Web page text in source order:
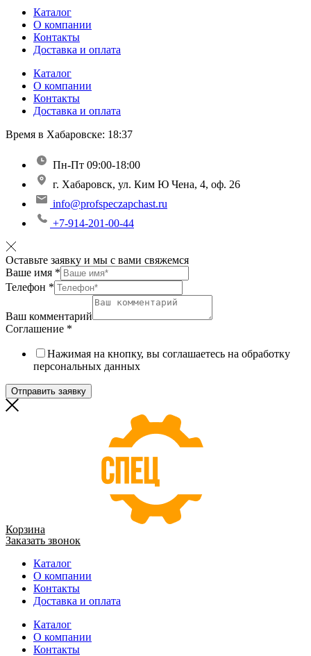
Каталог
О компании
Контакты
Доставка и оплата
Каталог
О компании
Контакты
Доставка и оплата
Время в Хабаровске: 18:37
Пн-Пт 09:00-18:00
г. Хабаровск, ул. Ким Ю Чена, 4, оф. 26
info@profspeczapchast.ru
+7-914-201-00-44
Оставьте заявку и мы с вами свяжемся
Ваше имя *
Телефон *
Ваш комментарий
Соглашение *
Нажимая на кнопку, вы соглашаетесь на обработку
персональных данных
Отправить заявку
Корзина
Заказать звонок
Каталог
О компании
Контакты
Доставка и оплата
Каталог
О компании
Контакты